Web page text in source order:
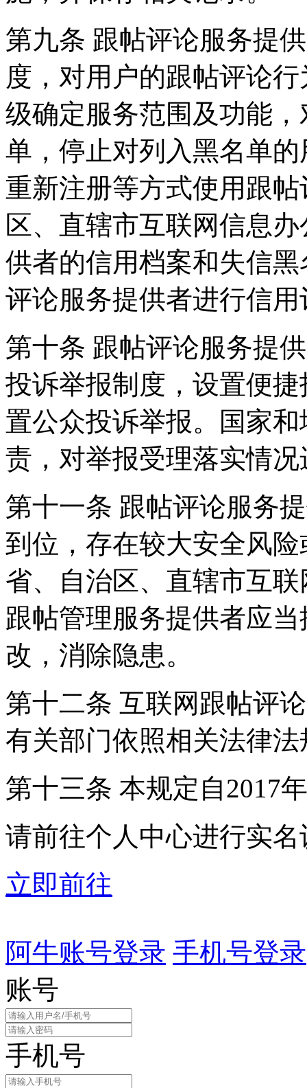
第九条 跟帖评论服务提
度，对用户的跟帖评论
级确定服务范围及功能
单，停止对列入黑名单
重新注册等方式使用跟
区、直辖市互联网信息
供者的信用档案和失信
评论服务提供者进行信用
第十条 跟帖评论服务提
投诉举报制度，设置便
置公众投诉举报。国家
责，对举报受理落实情
第十一条 跟帖评论服务
到位，存在较大安全风
省、自治区、直辖市互
跟帖管理服务提供者应
改，消除隐患。
第十二条 互联网跟帖评
有关部门依照相关法律
第十三条 本规定自2017
请前往个人中心进行实名
立即前往
阿牛账号登录 手机号登录
账号
手机号